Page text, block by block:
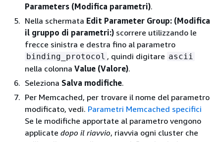
Parameters (Modifica parametri).
Nella schermata Edit Parameter Group: (Modifica
il gruppo di parametri:) scorrere utilizzando le
frecce sinistra e destra fino al parametro
binding_protocol , quindi digitare ascii
nella colonna Value (Valore).
Seleziona Salva modifiche.
Per Memcached, per trovare il nome del parametro
modificato, vedi. Parametri Memcached specifici
Se le modifiche apportate al parametro vengono
applicate dopo il riavvio, riavvia ogni cluster che